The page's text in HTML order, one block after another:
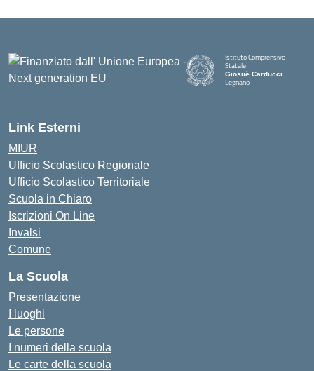
Istituto Comprensivo
Statale
Giosuè Carducci
Legnano
Link Esterni
MIUR
Ufficio Scolastico Regionale
Ufficio Scolastico Territoriale
Scuola in Chiaro
Iscrizioni On Line
Invalsi
Comune
La Scuola
Presentazione
I luoghi
Le persone
I numeri della scuola
Le carte della scuola